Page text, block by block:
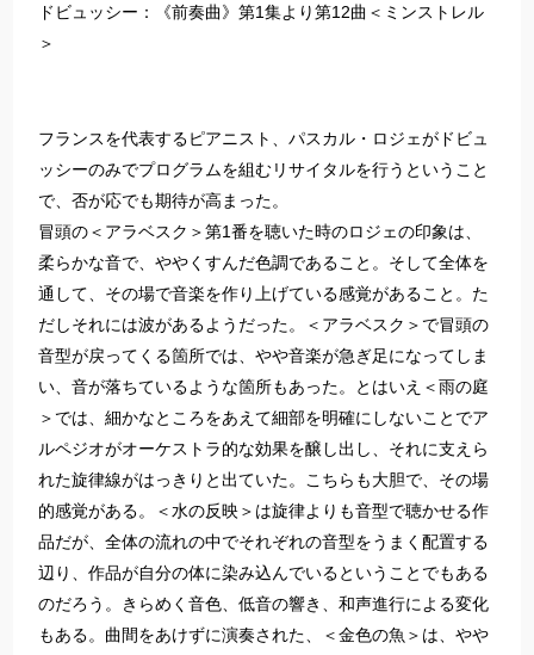
ドビュッシー：《前奏曲》第1集より第12曲＜ミンストレル
＞
フランスを代表するピアニスト、パスカル・ロジェがドビュ
ッシーのみでプログラムを組むリサイタルを行うということ
で、否が応でも期待が高まった。
冒頭の＜アラベスク＞第1番を聴いた時のロジェの印象は、
柔らかな音で、ややくすんだ色調であること。そして全体を
通して、その場で音楽を作り上げている感覚があること。た
だしそれには波があるようだった。＜アラベスク＞で冒頭の
音型が戻ってくる箇所では、やや音楽が急ぎ足になってしま
い、音が落ちているような箇所もあった。とはいえ＜雨の庭
＞では、細かなところをあえて細部を明確にしないことでア
ルペジオがオーケストラ的な効果を醸し出し、それに支えら
れた旋律線がはっきりと出ていた。こちらも大胆で、その場
的感覚がある。＜水の反映＞は旋律よりも音型で聴かせる作
品だが、全体の流れの中でそれぞれの音型をうまく配置する
辺り、作品が自分の体に染み込んでいるということでもある
のだろう。きらめく音色、低音の響き、和声進行による変化
もある。曲間をあけずに演奏された、＜金色の魚＞は、やや